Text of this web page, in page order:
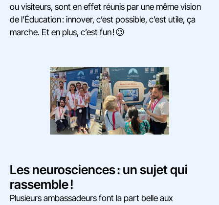
ou visiteurs, sont en effet réunis par une même vision
de l’Éducation : innover, c’est possible, c’est utile, ça
marche. Et en plus, c’est fun ! 😉
Les neurosciences : un sujet qui
rassemble !
Plusieurs ambassadeurs font la part belle aux